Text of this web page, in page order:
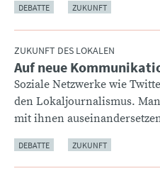
DEBATTE ZUKUNFT
ZUKUNFT DES LOKALEN
:Auf neue
Soziale Netzwerke wie
den Lokaljournalismus.
mit ihnen
DEBATTE ZUKUNFT